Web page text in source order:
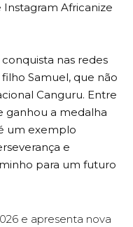
Africanize
nas redes
Samuel, que não
Canguru. Entre
ganhou a medalha
um exemplo
e
para um futuro
e apresenta nova